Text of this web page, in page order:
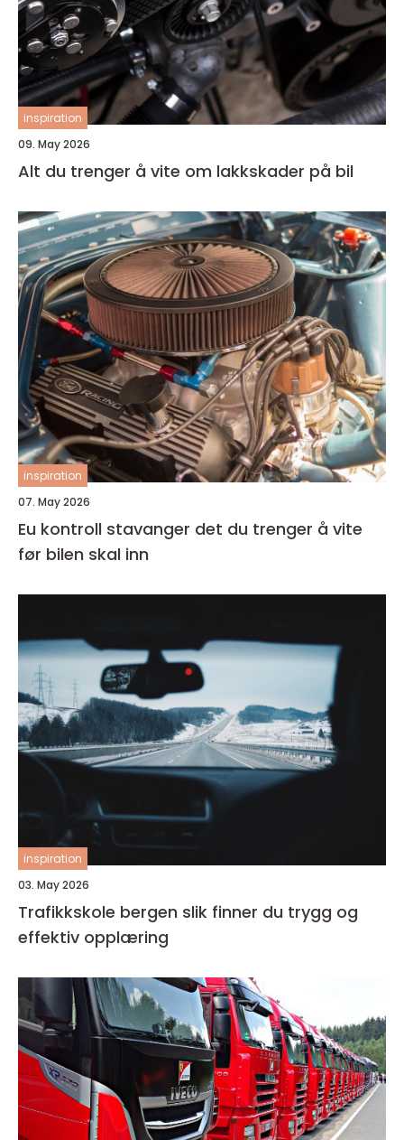
inspiration
09. May 2026
Alt du trenger å vite om lakkskader på bil
inspiration
07. May 2026
Eu kontroll stavanger det du trenger å vite
før bilen skal inn
inspiration
03. May 2026
Trafikkskole bergen slik finner du trygg og
effektiv opplæring